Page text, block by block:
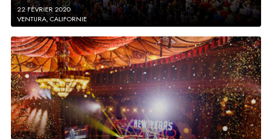
22 FÉVRIER 2020
VENTURA, CALIFORNIE